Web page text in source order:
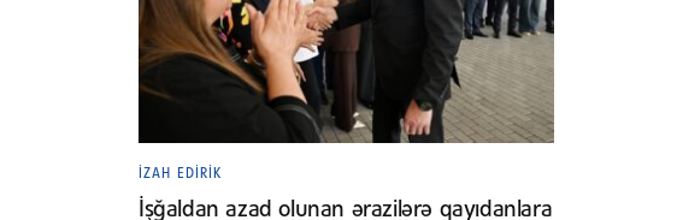
İZAH EDIRIK
İşğaldan azad olunan ərazilərə qayıdanlara